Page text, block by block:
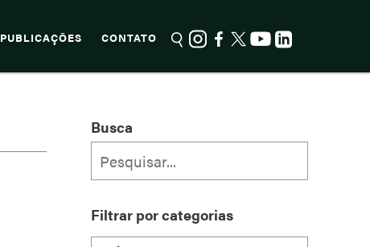
PUBLICAÇÕES CONTATO
Busca
Filtrar por categorias